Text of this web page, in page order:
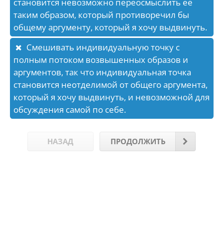
становится невозможно переосмыслить её
таким образом, который противоречил бы
общему аргументу, который я хочу выдвинуть.
Смешивать индивидуальную точку с
полным потоком возвышенных образов и
аргументов, так что индивидуальная точка
становится неотделимой от общего аргумента,
который я хочу выдвинуть, и невозможной для
обсуждения самой по себе.
НАЗАД ПРОДОЛЖИТЬ